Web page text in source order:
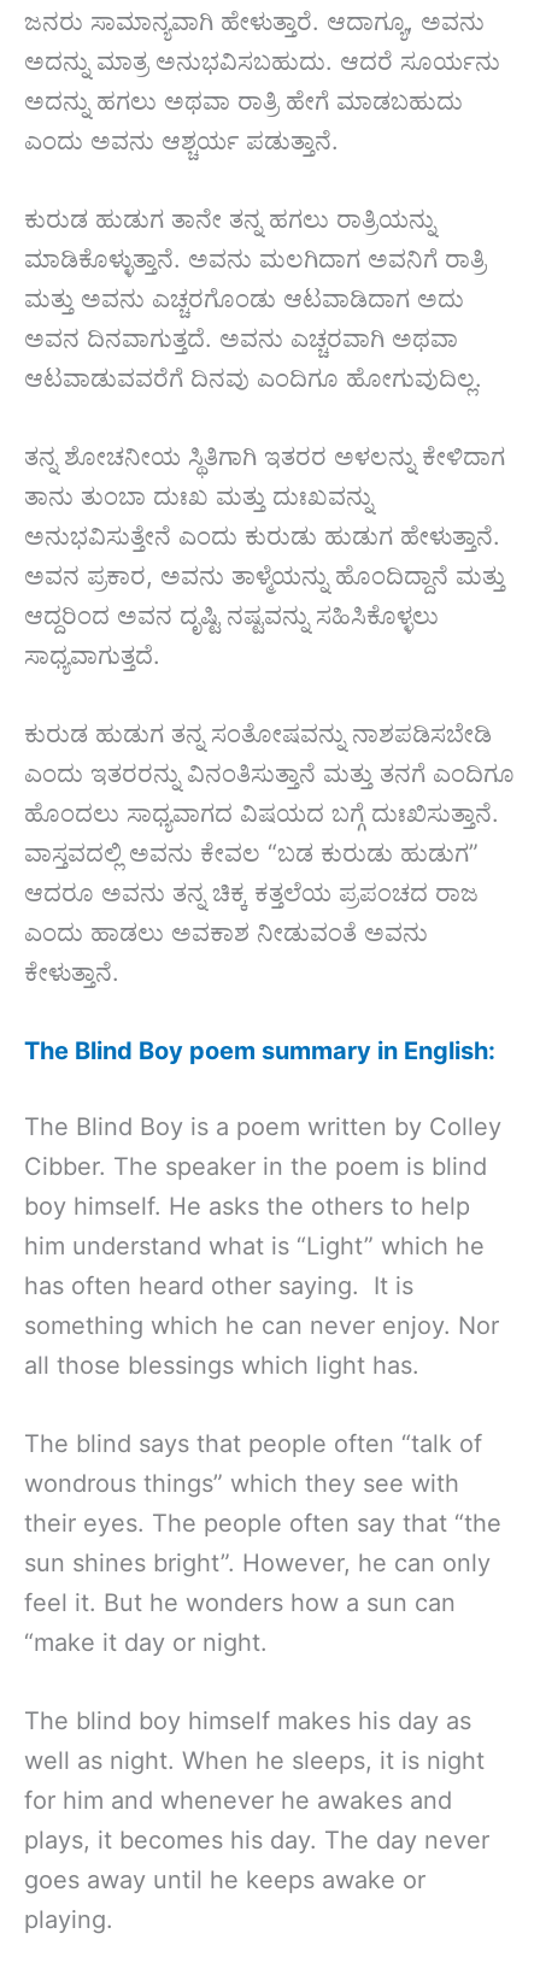
ಜನರು ಸಾಮಾನ್ಯವಾಗಿ ಹೇಳುತ್ತಾರೆ. ಆದಾಗ್ಯೂ, ಅವನು
ಅದನ್ನು ಮಾತ್ರ ಅನುಭವಿಸಬಹುದು. ಆದರೆ ಸೂರ್ಯನು
ಅದನ್ನು ಹಗಲು ಅಥವಾ ರಾತ್ರಿ ಹೇಗೆ ಮಾಡಬಹುದು
ಎಂದು ಅವನು ಆಶ್ಚರ್ಯ ಪಡುತ್ತಾನೆ.
ಕುರುಡ ಹುಡುಗ ತಾನೇ ತನ್ನ ಹಗಲು ರಾತ್ರಿಯನ್ನು
ಮಾಡಿಕೊಳ್ಳುತ್ತಾನೆ. ಅವನು ಮಲಗಿದಾಗ ಅವನಿಗೆ ರಾತ್ರಿ
ಮತ್ತು ಅವನು ಎಚ್ಚರಗೊಂಡು ಆಟವಾಡಿದಾಗ ಅದು
ಅವನ ದಿನವಾಗುತ್ತದೆ. ಅವನು ಎಚ್ಚರವಾಗಿ ಅಥವಾ
ಆಟವಾಡುವವರೆಗೆ ದಿನವು ಎಂದಿಗೂ ಹೋಗುವುದಿಲ್ಲ.
ತನ್ನ ಶೋಚನೀಯ ಸ್ಥಿತಿಗಾಗಿ ಇತರರ ಅಳಲನ್ನು ಕೇಳಿದಾಗ
ತಾನು ತುಂಬಾ ದುಃಖ ಮತ್ತು ದುಃಖವನ್ನು
ಅನುಭವಿಸುತ್ತೇನೆ ಎಂದು ಕುರುಡು ಹುಡುಗ ಹೇಳುತ್ತಾನೆ.
ಅವನ ಪ್ರಕಾರ, ಅವನು ತಾಳ್ಮೆಯನ್ನು ಹೊಂದಿದ್ದಾನೆ ಮತ್ತು
ಆದ್ದರಿಂದ ಅವನ ದೃಷ್ಟಿ ನಷ್ಟವನ್ನು ಸಹಿಸಿಕೊಳ್ಳಲು
ಸಾಧ್ಯವಾಗುತ್ತದೆ.
ಕುರುಡ ಹುಡುಗ ತನ್ನ ಸಂತೋಷವನ್ನು ನಾಶಪಡಿಸಬೇಡಿ
ಎಂದು ಇತರರನ್ನು ವಿನಂತಿಸುತ್ತಾನೆ ಮತ್ತು ತನಗೆ ಎಂದಿಗೂ
ಹೊಂದಲು ಸಾಧ್ಯವಾಗದ ವಿಷಯದ ಬಗ್ಗೆ ದುಃಖಿಸುತ್ತಾನೆ.
ವಾಸ್ತವದಲ್ಲಿ ಅವನು ಕೇವಲ “ಬಡ ಕುರುಡು ಹುಡುಗ”
ಆದರೂ ಅವನು ತನ್ನ ಚಿಕ್ಕ ಕತ್ತಲೆಯ ಪ್ರಪಂಚದ ರಾಜ
ಎಂದು ಹಾಡಲು ಅವಕಾಶ ನೀಡುವಂತೆ ಅವನು
ಕೇಳುತ್ತಾನೆ.
The Blind Boy poem summary in English:
The Blind Boy is a poem written by Colley
Cibber. The speaker in the poem is blind
boy himself. He asks the others to help
him understand what is “Light” which he
has often heard other saying. It is
something which he can never enjoy. Nor
all those blessings which light has.
The blind says that people often “talk of
wondrous things” which they see with
their eyes. The people often say that “the
sun shines bright”. However, he can only
feel it. But he wonders how a sun can
“make it day or night.
The blind boy himself makes his day as
well as night. When he sleeps, it is night
for him and whenever he awakes and
plays, it becomes his day. The day never
goes away until he keeps awake or
playing.